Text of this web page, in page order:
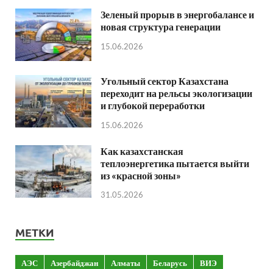
Зеленый прорыв в энергобалансе и
новая структура генерации
15.06.2026
Угольный сектор Казахстана
переходит на рельсы экологизации
и глубокой переработки
15.06.2026
Как казахстанская
теплоэнергетика пытается выйти
из «красной зоны»
31.05.2026
МЕТКИ
АЭС Азербайджан Алматы Беларусь
ВИЭ